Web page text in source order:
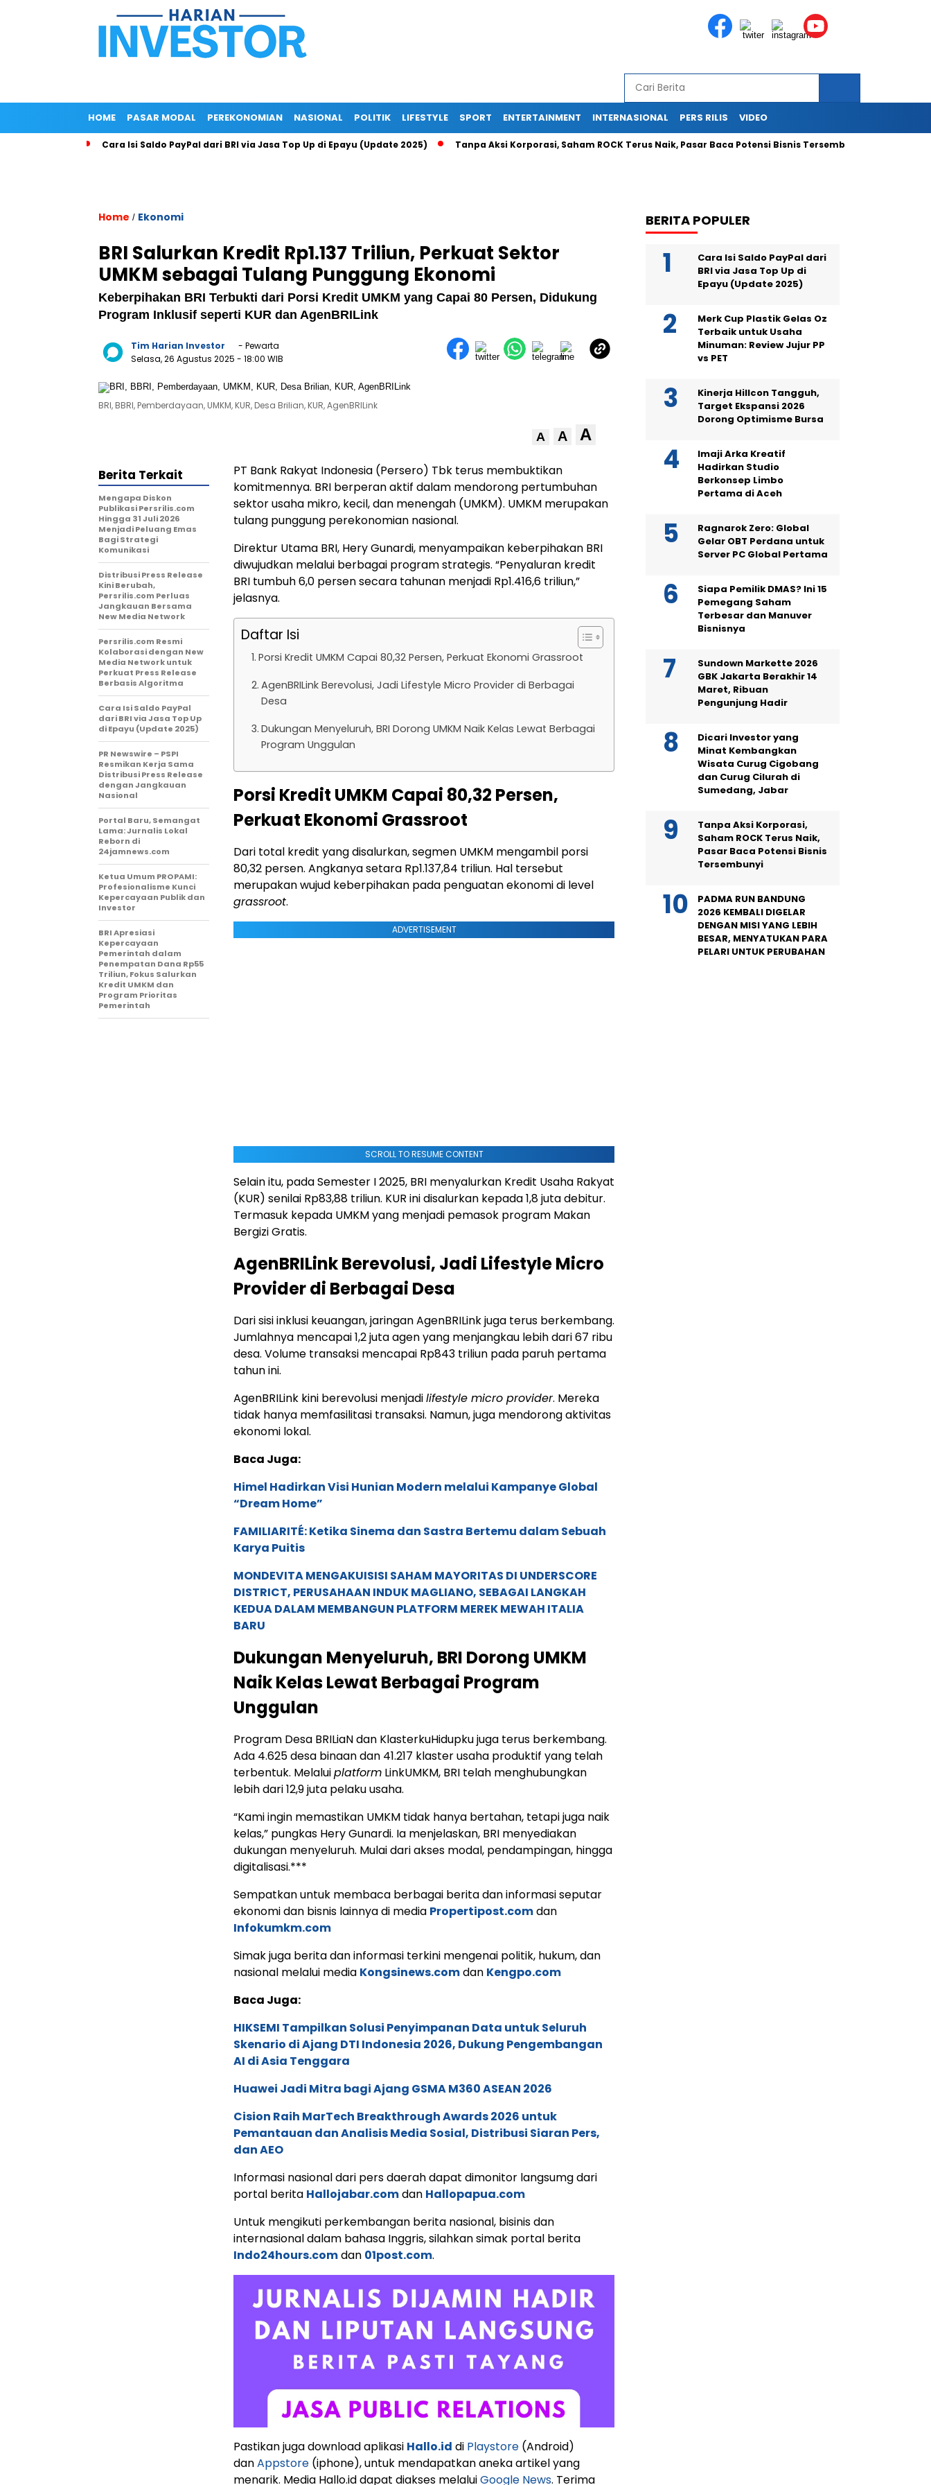
HOME PASAR MODAL PEREKONOMIAN NASIONAL POLITIK LIFESTYLE SPORT ENTERTAINMENT INTERNASIONAL PERS RILIS VIDEO
Cara Isi Saldo PayPal dari BRI via Jasa Top Up di Epayu (Update 2025) Tanpa Aksi Korporasi, Saham ROCK Terus Naik, Pasar Baca Potensi Bisnis Tersembunyi
Home / Ekonomi
BRI Salurkan Kredit Rp1.137 Triliun, Perkuat Sektor
UMKM sebagai Tulang Punggung Ekonomi
Keberpihakan BRI Terbukti dari Porsi Kredit UMKM yang Capai 80 Persen, Didukung
Program Inklusif seperti KUR dan AgenBRILink
Tim Harian Investor
- Pewarta
Selasa, 26 Agustus 2025 - 18:00 WIB
BRI, BBRI, Pemberdayaan, UMKM, KUR, Desa Brilian, KUR, AgenBRILink
A A A
PT Bank Rakyat Indonesia (Persero) Tbk terus membuktikan
komitmennya. BRI berperan aktif dalam mendorong pertumbuhan
sektor usaha mikro, kecil, dan menengah (UMKM). UMKM merupakan
tulang punggung perekonomian nasional.
Direktur Utama BRI, Hery Gunardi, menyampaikan keberpihakan BRI
diwujudkan melalui berbagai program strategis. “Penyaluran kredit
BRI tumbuh 6,0 persen secara tahunan menjadi Rp1.416,6 triliun,”
jelasnya.
Daftar Isi
Porsi Kredit UMKM Capai 80,32 Persen, Perkuat Ekonomi Grassroot
AgenBRILink Berevolusi, Jadi Lifestyle Micro Provider di Berbagai
Desa
Dukungan Menyeluruh, BRI Dorong UMKM Naik Kelas Lewat Berbagai
Program Unggulan
Porsi Kredit UMKM Capai 80,32 Persen,
Perkuat Ekonomi Grassroot
Dari total kredit yang disalurkan, segmen UMKM mengambil porsi
80,32 persen. Angkanya setara Rp1.137,84 triliun. Hal tersebut
merupakan wujud keberpihakan pada penguatan ekonomi di level
grassroot.
ADVERTISEMENT
SCROLL TO RESUME CONTENT
Selain itu, pada Semester I 2025, BRI menyalurkan Kredit Usaha Rakyat
(KUR) senilai Rp83,88 triliun. KUR ini disalurkan kepada 1,8 juta debitur.
Termasuk kepada UMKM yang menjadi pemasok program Makan
Bergizi Gratis.
AgenBRILink Berevolusi, Jadi Lifestyle Micro
Provider di Berbagai Desa
Dari sisi inklusi keuangan, jaringan AgenBRILink juga terus berkembang.
Jumlahnya mencapai 1,2 juta agen yang menjangkau lebih dari 67 ribu
desa. Volume transaksi mencapai Rp843 triliun pada paruh pertama
tahun ini.
AgenBRILink kini berevolusi menjadilifestyle micro provider. Mereka
tidak hanya memfasilitasi transaksi. Namun, juga mendorong aktivitas
ekonomi lokal.
Baca Juga:
Himel Hadirkan Visi Hunian Modern melalui Kampanye Global
“Dream Home”
FAMILIARITÉ: Ketika Sinema dan Sastra Bertemu dalam Sebuah
Karya Puitis
MONDEVITA MENGAKUISISI SAHAM MAYORITAS DI UNDERSCORE
DISTRICT, PERUSAHAAN INDUK MAGLIANO, SEBAGAI LANGKAH
KEDUA DALAM MEMBANGUN PLATFORM MEREK MEWAH ITALIA
BARU
Dukungan Menyeluruh, BRI Dorong UMKM
Naik Kelas Lewat Berbagai Program
Unggulan
Program Desa BRILiaN dan KlasterkuHidupku juga terus berkembang.
Ada 4.625 desa binaan dan 41.217 klaster usaha produktif yang telah
terbentuk. Melaluiplatform LinkUMKM, BRI telah menghubungkan
lebih dari 12,9 juta pelaku usaha.
“Kami ingin memastikan UMKM tidak hanya bertahan, tetapi juga naik
kelas,” pungkas Hery Gunardi. Ia menjelaskan, BRI menyediakan
dukungan menyeluruh. Mulai dari akses modal, pendampingan, hingga
digitalisasi.***
Sempatkan untuk membaca berbagai berita dan informasi seputar
ekonomi dan bisnis lainnya di media Propertipost.comdan
Infokumkm.com
Simak juga berita dan informasi terkini mengenai politik, hukum, dan
nasional melalui media Kongsinews.comdan Kengpo.com
Baca Juga:
HIKSEMI Tampilkan Solusi Penyimpanan Data untuk Seluruh
Skenario di Ajang DTI Indonesia 2026, Dukung Pengembangan
AI di Asia Tenggara
Huawei Jadi Mitra bagi Ajang GSMA M360 ASEAN 2026
Cision Raih MarTech Breakthrough Awards 2026 untuk
Pemantauan dan Analisis Media Sosial, Distribusi Siaran Pers,
dan AEO
Informasi nasional dari pers daerah dapat dimonitor langsumg dari
portal berita Hallojabar.comdan Hallopapua.com
Untuk mengikuti perkembangan berita nasional, bisinis dan
internasional dalam bahasa Inggris, silahkan simak portal berita
Indo24hours.comdan 01post.com.
Pastikan juga download aplikasi Hallo.id di Playstore (Android)
danAppstore (iphone), untuk mendapatkan aneka artikel yang
menarik. Media Hallo.id dapat diakses melaluiGoogle News. Terima
Berita Terkait
Mengapa Diskon
Publikasi Persrilis.com
Hingga 31 Juli 2026
Menjadi Peluang Emas
Bagi Strategi
Komunikasi
Distribusi Press Release
Kini Berubah,
Persrilis.com Perluas
Jangkauan Bersama
New Media Network
Persrilis.com Resmi
Kolaborasi dengan New
Media Network untuk
Perkuat Press Release
Berbasis Algoritma
Cara Isi Saldo PayPal
dari BRI via Jasa Top Up
di Epayu (Update 2025)
PR Newswire – PSPI
Resmikan Kerja Sama
Distribusi Press Release
dengan Jangkauan
Nasional
Portal Baru, Semangat
Lama: Jurnalis Lokal
Reborn di
24jamnews.com
Ketua Umum PROPAMI:
Profesionalisme Kunci
Kepercayaan Publik dan
Investor
BRI Apresiasi
Kepercayaan
Pemerintah dalam
Penempatan Dana Rp55
Triliun, Fokus Salurkan
Kredit UMKM dan
Program Prioritas
Pemerintah
BERITA POPULER
Cara Isi Saldo PayPal dari
BRI via Jasa Top Up di
Epayu (Update 2025)
Merk Cup Plastik Gelas Oz
Terbaik untuk Usaha
Minuman: Review Jujur PP
vs PET
Kinerja Hillcon Tangguh,
Target Ekspansi 2026
Dorong Optimisme Bursa
Imaji Arka Kreatif
Hadirkan Studio
Berkonsep Limbo
Pertama di Aceh
Ragnarok Zero: Global
Gelar OBT Perdana untuk
Server PC Global Pertama
Siapa Pemilik DMAS? Ini 15
Pemegang Saham
Terbesar dan Manuver
Bisnisnya
Sundown Markette 2026
GBK Jakarta Berakhir 14
Maret, Ribuan
Pengunjung Hadir
Dicari Investor yang
Minat Kembangkan
Wisata Curug Cigobang
dan Curug Cilurah di
Sumedang, Jabar
Tanpa Aksi Korporasi,
Saham ROCK Terus Naik,
Pasar Baca Potensi Bisnis
Tersembunyi
PADMA RUN BANDUNG
2026 KEMBALI DIGELAR
DENGAN MISI YANG LEBIH
BESAR, MENYATUKAN PARA
PELARI UNTUK PERUBAHAN